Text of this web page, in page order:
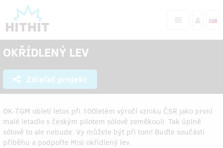
OKŘÍDLENÝ LEV
Zdieľať projekt
OK-TGM obletí letos při 100letém výročí vzniku ČSR jako první
malé letadlo s českým pilotem sólově zeměkouli. Tak úplně
sólově to ale nebude: Vy můžete být při tom! Buďte součástí
příběhu a podpořte Misi okřídlený lev.